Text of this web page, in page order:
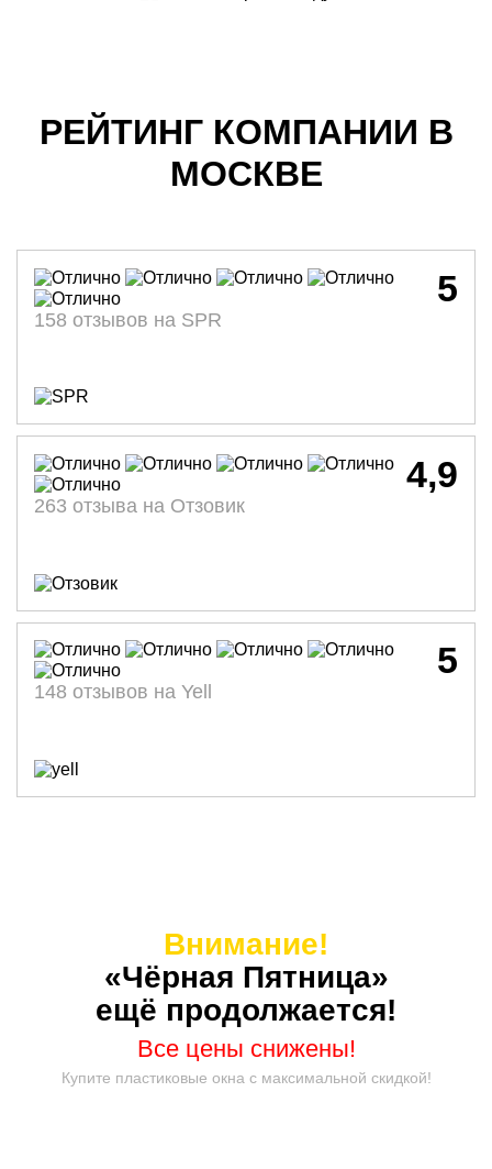
РЕЙТИНГ КОМПАНИИ В
МОСКВЕ
5
158 отзывов на SPR
4,9
263 отзыва на Отзовик
5
148 отзывов на Yell
Внимание!
«Чёрная Пятница»
ещё продолжается!
Все цены снижены!
Купите пластиковые окна с максимальной скидкой!